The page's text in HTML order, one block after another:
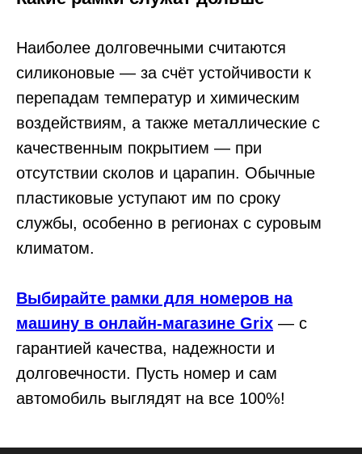
Наиболее долговечными считаются
силиконовые — за счёт устойчивости к
перепадам температур и химическим
воздействиям, а также металлические с
качественным покрытием — при
отсутствии сколов и царапин. Обычные
пластиковые уступают им по сроку
службы, особенно в регионах с суровым
климатом.
Выбирайте рамки для номеров на
машину в онлайн-магазине Grix — с
гарантией качества, надежности и
долговечности. Пусть номер и сам
автомобиль выглядят на все 100%!